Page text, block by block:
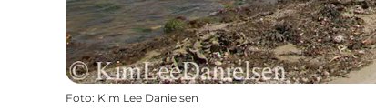
Foto: Kim Lee Danielsen